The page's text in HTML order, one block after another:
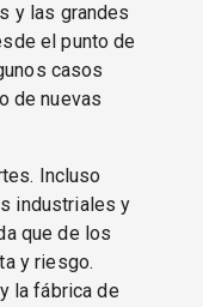
y las grandes
el punto de
casos
de nuevas
Incluso
industriales y
que de los
y riesgo.
la fábrica de